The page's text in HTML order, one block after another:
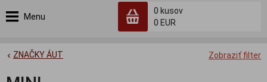
Menu
0 kusov
0 EUR
Zobraziť filter
ZNAČKY ÁUT